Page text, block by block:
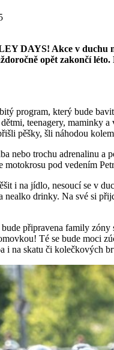
opět zakončí
program, který bude
teenagery, maminky
pěšky, šli náhodou
nebo trochu adrenalinu a
pod vedením
i na jídlo, nesoucí se v
nealko drinky. Na své si
připravena family
Té se bude moci
i na skatu či kolečkových